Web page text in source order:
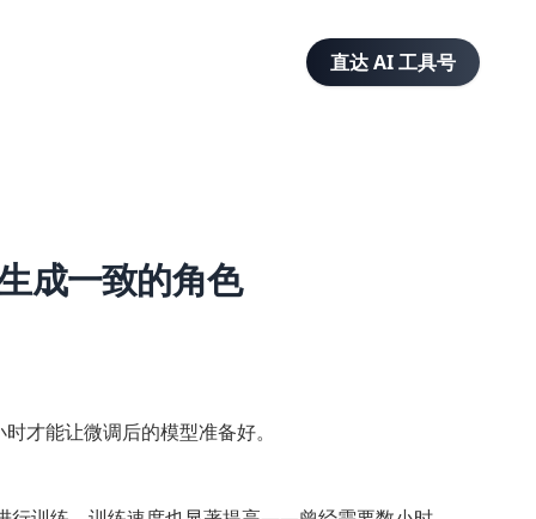
直达 AI 工具号
成一致的角色
才能让微调后的模型准备好。